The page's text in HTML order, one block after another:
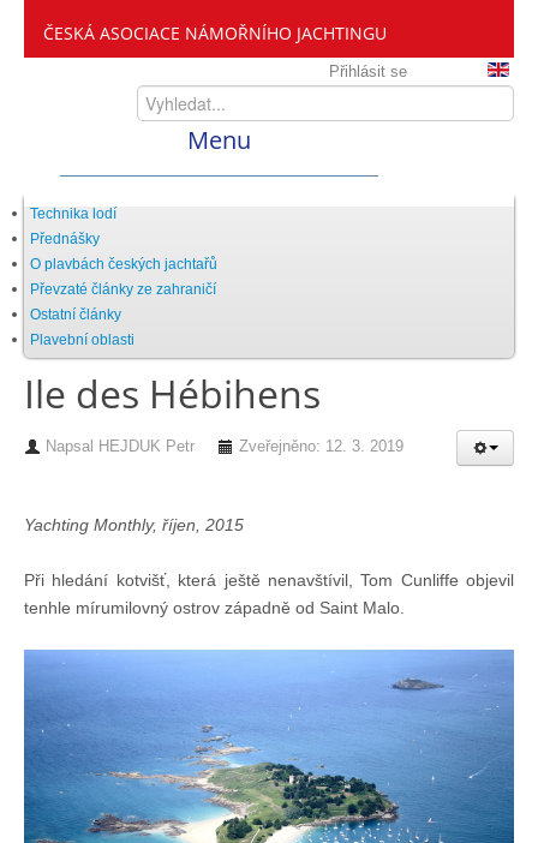
ČESKÁ ASOCIACE NÁMOŘNÍHO JACHTINGU
Přihlásit se
Menu
Home
ČANY
Kdo jsme
Zveme vás mezi nás
Chci se stát členem
Oznámení
Členské příspěvky
Dokumenty ke stažení
Technika lodí
Přednášky
O plavbách českých jachtařů
Převzaté články ze zahraničí
Ostatní články
Plavební oblasti
Ile des Hébihens
Napsal HEJDUK Petr Zveřejněno: 12. 3. 2019
Yachting Monthly, říjen, 2015
Při hledání kotvišť, která ještě nenavštívil, Tom Cunliffe objevil
tenhle mírumilovný ostrov západně od Saint Malo.